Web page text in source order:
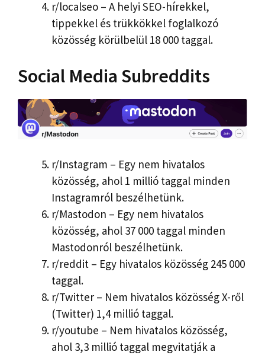
r/localseo – A helyi SEO-hírekkel,
tippekkel és trükkökkel foglalkozó
közösség körülbelül 18 000 taggal.
Social Media Subreddits
r/Instagram – Egy nem hivatalos
közösség, ahol 1 millió taggal minden
Instagramról beszélhetünk.
r/Mastodon – Egy nem hivatalos
közösség, ahol 37 000 taggal minden
Mastodonról beszélhetünk.
r/reddit – Egy hivatalos közösség 245 000
taggal.
r/Twitter – Nem hivatalos közösség X-ről
(Twitter) 1,4 millió taggal.
r/youtube – Nem hivatalos közösség,
ahol 3,3 millió taggal megvitatják a